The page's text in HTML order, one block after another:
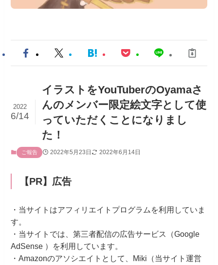
イラストをYouTuberのOyamaさ
んのメンバー限定絵文字として使
っていただくことになりまし
た！
2022
6/14
ご報告 2022年5月23日 2022年6月14日
【PR】広告
・当サイトはアフィリエイトプログラムを利用していま
す。
・当サイトでは、第三者配信の広告サービス（Google
AdSense ）を利用しています。
・Amazonのアソシエイトとして、Miki（当サイト運営